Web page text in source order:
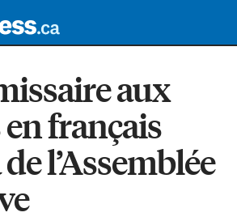
aux
français
l’Assemblée